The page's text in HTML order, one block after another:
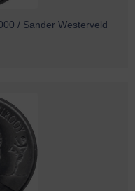
/ Sander Westerveld